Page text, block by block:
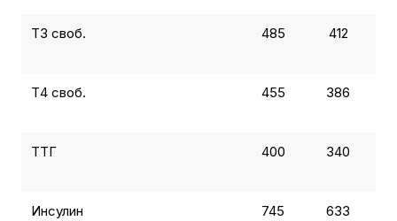
Т3 своб. 485 412
Т4 своб. 455 386
ТТГ 400 340
Инсулин 745 633